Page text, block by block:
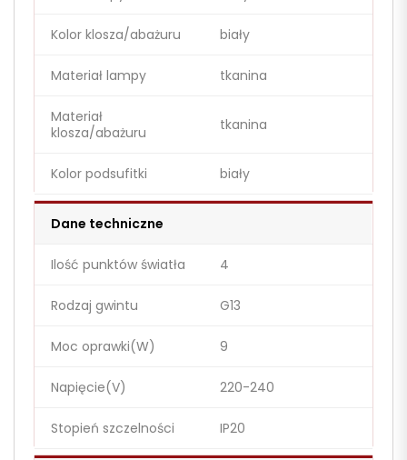
Kolor klosza/abażuru biały
Materiał lampy tkanina
Materiał
klosza/abażuru
tkanina
Kolor podsufitki biały
Dane techniczne
Ilość punktów światła 4
Rodzaj gwintu G13
Moc oprawki(W) 9
Napięcie(V) 220-240
Stopień szczelności IP20